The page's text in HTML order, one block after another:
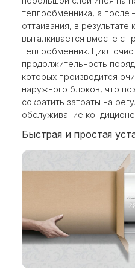
теплообменника, а после
оттаивания, в результате
выталкивается вместе с
теплообменник. Цикл
продолжительность
которых производится
наружного блоков, что
сократить затраты на
обслуживание
Быстрая и простая